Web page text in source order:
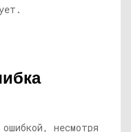
несмотря